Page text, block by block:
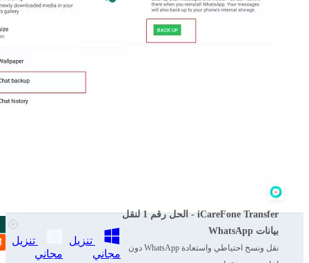
iCareFone Transfer - الحل رقم 1 لنقل
بيانات WhatsApp
نقل ونسخ احتياطي واستعادة WhatsApp دون
تنزيل
مجاني
تنزيل
مجاني